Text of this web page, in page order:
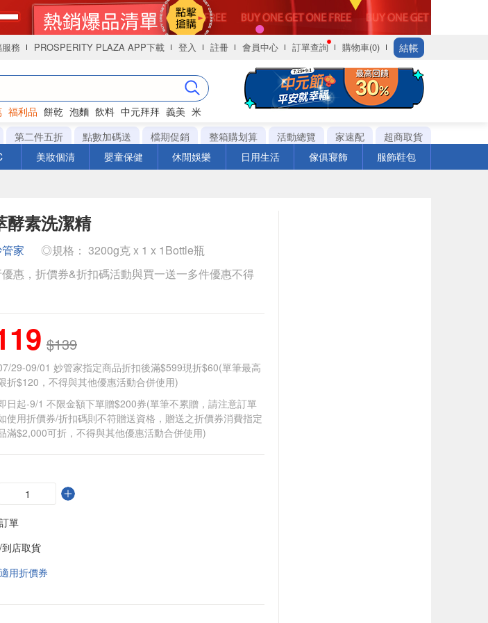
務 PROSPERITY PLAZA APP下載 登入 註冊 會員中心 訂單查詢 購物車(0) 結帳
福利品 餅乾 泡麵 飲料 中元拜拜 義美 米
第二件五折 點數加碼送 檔期促銷 整箱購划算 活動總覽 家速配
超商取貨
美妝個清 嬰童保健 休閒娛樂 日用生活 傢俱寢飾 服飾鞋包
酵素洗潔精
家
◎規格： 3200g克 x 1 x 1Bottle瓶
惠，折價券&折扣碼活動與買一送一多件優惠不得
$139
29-09/01 妙管家指定商品折扣後滿$599現折$60(單筆最高
折$120，不得與其他優惠活動合併使用)
日起-9/1 不限金額下單贈$200券(單筆不累贈，請注意訂單
使用折價券/折扣碼則不符贈送資格，贈送之折價券消費指定
滿$2,000可折，不得與其他優惠活動合併使用)
單
店取貨
用折價券